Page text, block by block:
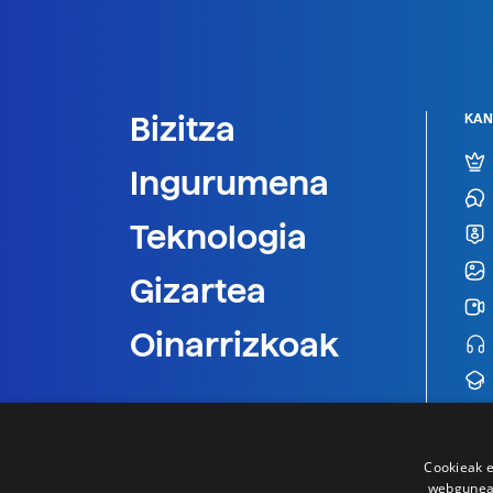
Bizitza
Ingurumena
Teknologia
Gizartea
Oinarrizkoak
Cookieak